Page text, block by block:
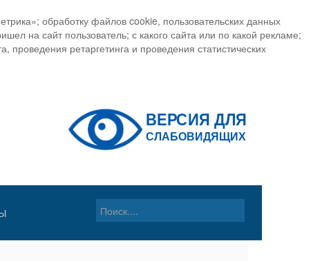
обработку файлов cookie, пользовательских данных
на сайт пользователь; с какого сайта или по какой рекламе;
ретаргетинга и проведения статистических